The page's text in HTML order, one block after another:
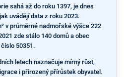
sahá až do roku 1397, je dnes
uvádějí data z roku 2023.
v průměrné nadmořské výšce 222
zde stálo 140 domů a obec
50351.
letech naznačuje mírný růst,
i přirozený přírůstek obyvatel.